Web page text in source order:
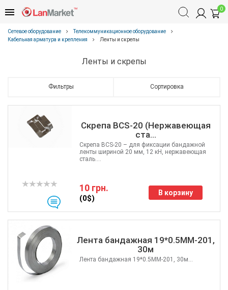
0
Сетевое оборудование
Телекоммуникационное оборудование
Кабельная арматура и крепления
Ленты и скрепы
Ленты и скрепы
Фильтры Сортировка
Скрепа BCS-20 (Нержавеющая
ста...
10 грн.
(0$)
В корзину
Скрепа BCS-20 – для фиксации бандажной
ленты шириной 20 мм, 12 кН, нержавеющая
сталь....
Лента бандажная 19*0.5MM-201,
30м
Лента бандажная 19*0.5MM-201, 30м...